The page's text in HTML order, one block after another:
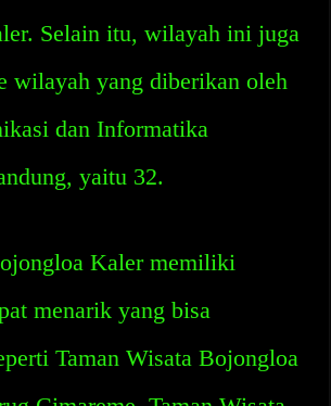
Selain itu, wilayah ini juga
wilayah yang diberikan oleh
dan Informatika
yaitu 32.
Kaler memiliki
menarik yang bisa
Taman Wisata Bojongloa